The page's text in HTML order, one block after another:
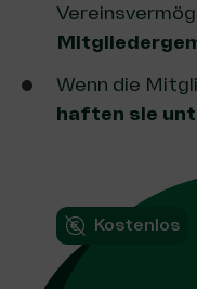
Wenn die
haften sie
Kostenlos